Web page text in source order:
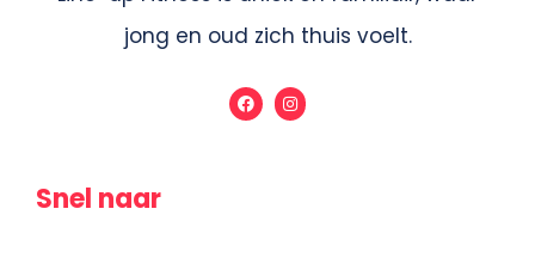
jong en oud zich thuis voelt.
Snel naar